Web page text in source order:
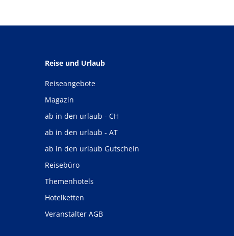
Reise und Urlaub
Reiseangebote
Magazin
ab in den urlaub - CH
ab in den urlaub - AT
ab in den urlaub Gutschein
Reisebüro
Themenhotels
Hotelketten
Veranstalter AGB